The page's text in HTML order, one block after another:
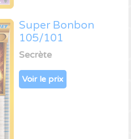
Super Bonbon
105/101
Secrète
Voir le prix